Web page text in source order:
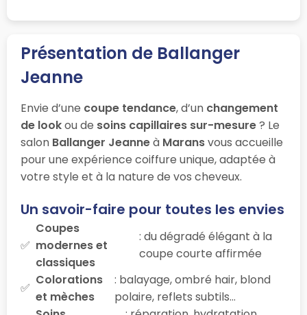
Présentation de Ballanger
Jeanne
Envie d’une coupe tendance, d’un changement
de lookou de soins capillaires sur-mesure? Le
salon Ballanger Jeanneà Maransvous accueille
pour une expérience coiffure unique, adaptée à
votre style et à la nature de vos cheveux.
Un savoir-faire pour toutes les envies
Coupes
modernes et
classiques
: du dégradé élégant à la
coupe courte affirmée
Colorations
et mèches
: balayage, ombré hair, blond
polaire, reflets subtils…